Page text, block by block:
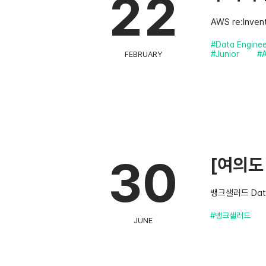
22
FEBRUARY
AWS re:Invent
#Data
#Junior
30
JUNE
[여의
뱅크샐러드
#뱅크샐러드